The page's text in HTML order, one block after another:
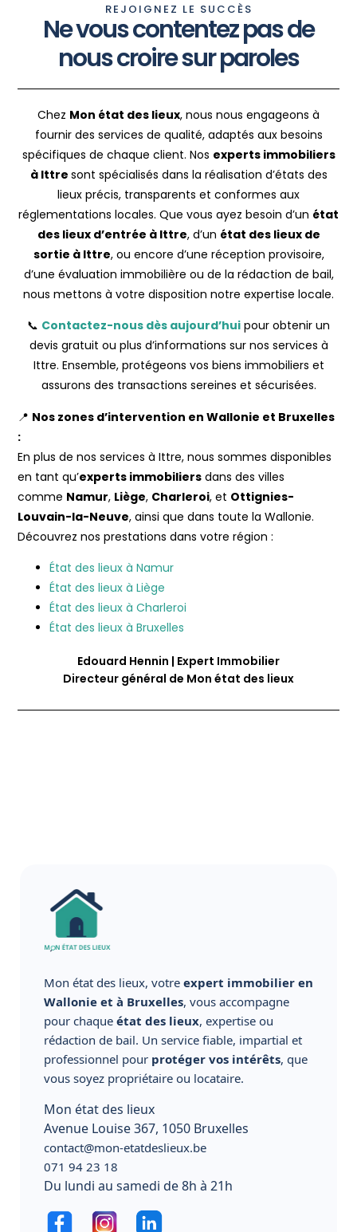
REJOIGNEZ LE SUCCÈS
Ne vous contentez pas de
nous croire sur paroles
Chez Mon état des lieux, nous nous engageons à
fournir des services de qualité, adaptés aux besoins
spécifiques de chaque client. Nos experts immobiliers
à Ittre sont spécialisés dans la réalisation d’états des
lieux précis, transparents et conformes aux
réglementations locales. Que vous ayez besoin d’un état
des lieux d’entrée à Ittre, d’un état des lieux de
sortie à Ittre, ou encore d’une réception provisoire,
d’une évaluation immobilière ou de la rédaction de bail,
nous mettons à votre disposition notre expertise locale.
📞 Contactez-nous dès aujourd’hui pour obtenir un
devis gratuit ou plus d’informations sur nos services à
Ittre. Ensemble, protégeons vos biens immobiliers et
assurons des transactions sereines et sécurisées.
📍 Nos zones d’intervention en Wallonie et Bruxelles
:
En plus de nos services à Ittre, nous sommes disponibles
en tant qu’experts immobiliers dans des villes
comme Namur, Liège, Charleroi, et Ottignies-
Louvain-la-Neuve, ainsi que dans toute la Wallonie.
Découvrez nos prestations dans votre région :
État des lieux à Namur
État des lieux à Liège
État des lieux à Charleroi
État des lieux à Bruxelles
Edouard Hennin | Expert Immobilier
Directeur général de Mon état des lieux
Mon état des lieux, votre expert immobilier en
Wallonie et à Bruxelles, vous accompagne
pour chaque état des lieux, expertise ou
rédaction de bail. Un service fiable, impartial et
professionnel pour protéger vos intérêts, que
vous soyez propriétaire ou locataire.
Mon état des lieux
Avenue Louise 367, 1050 Bruxelles
contact@mon-etatdeslieux.be
071 94 23 18
Du lundi au samedi de 8h à 21h